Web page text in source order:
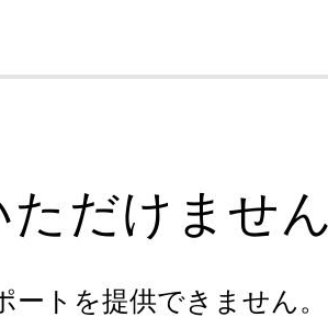
だけません
トを提供できません。